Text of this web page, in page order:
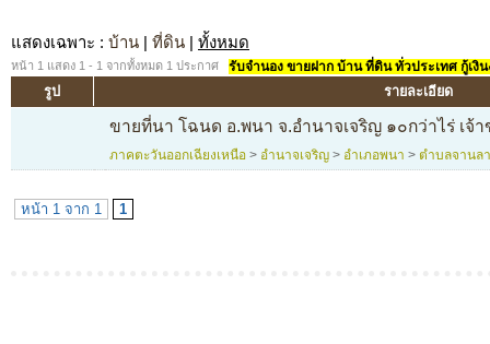
แสดงเฉพาะ : บ้าน | ที่ดิน | ทั้งหมด
หน้า 1 แสดง 1 - 1 จากทั้งหมด 1 ประกาศ รับจำนอง ขายฝาก บ้าน ที่ดิน ทั่วประเทศ กู้เงิ
รูป รายละเอียด
ขายที่นา โฉนด อ.พนา จ.อำนาจเจริญ ๑๐กว่าไร่ เจ้า
ภาคตะวันออกเฉียงเหนือ > อำนาจเจริญ > อำเภอพนา > ตำบลจานล
หน้า 1 จาก 1 1